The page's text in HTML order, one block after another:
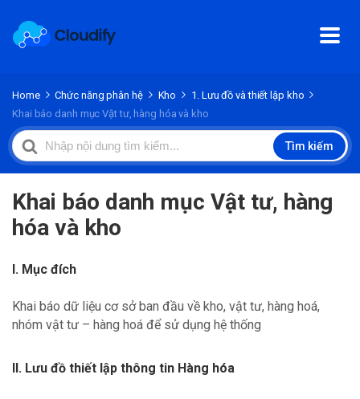
Home Chức năng phân hệ Kho
1. Lưu đồ và thiết lập kho
Khai báo danh mục Vật tư, hàng hóa và kho
Search
For
Tìm kiếm
Khai báo danh mục Vật tư, hàng
hóa và kho
I. Mục đích
Khai báo dữ liệu cơ sở ban đầu về kho, vật tư, hàng hoá,
nhóm vật tư – hàng hoá để sử dụng hệ thống
II. Lưu đồ thiết lập thông tin Hàng hóa